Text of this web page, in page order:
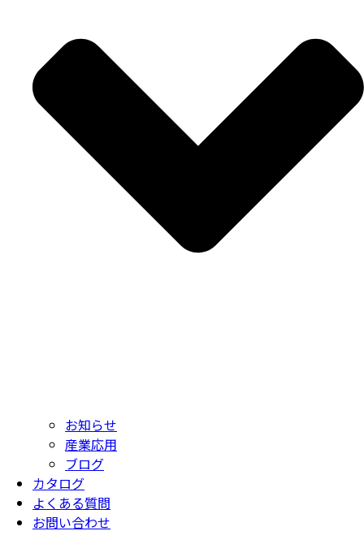
お知らせ
産業応用
ブログ
カタログ
よくある質問
お問い合わせ